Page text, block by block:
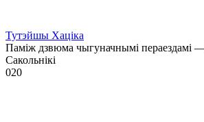
Тутэйшы Хаціка
Паміж дзвюма чыгуначнымі пераездамі
Сакольнікі
020